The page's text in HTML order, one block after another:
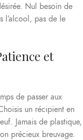
Nul besoin de
l’alcool, pas de le
et
de passer aux
un récipient en
Jamais de plastique,
précieux breuvage.